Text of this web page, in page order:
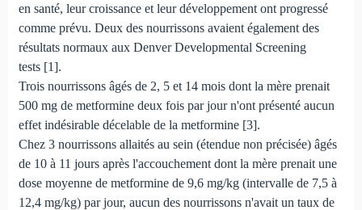
en santé, leur croissance et leur développement ont progressé
comme prévu. Deux des nourrissons avaient également des
résultats normaux aux Denver Developmental Screening
tests [1].
Trois nourrissons âgés de 2, 5 et 14 mois dont la mère prenait
500 mg de metformine deux fois par jour n'ont présenté aucun
effet indésirable décelable de la metformine [3].
Chez 3 nourrissons allaités au sein (étendue non précisée) âgés
de 10 à 11 jours après l'accouchement dont la mère prenait une
dose moyenne de metformine de 9,6 mg/kg (intervalle de 7,5 à
12,4 mg/kg) par jour, aucun des nourrissons n'avait un taux de